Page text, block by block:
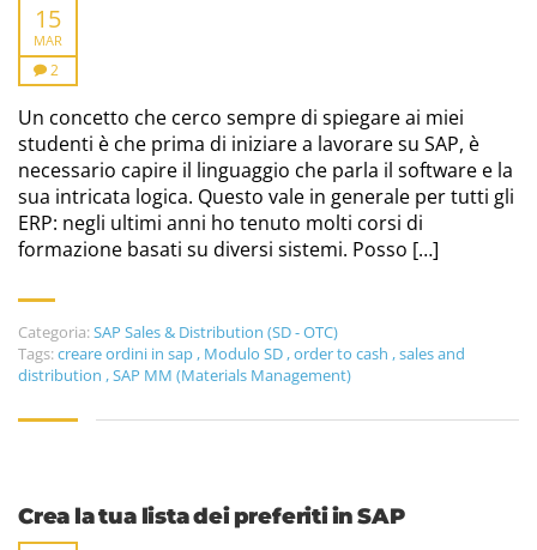
15
MAR
2
Un concetto che cerco sempre di spiegare ai miei
studenti è che prima di iniziare a lavorare su SAP, è
necessario capire il linguaggio che parla il software e la
sua intricata logica. Questo vale in generale per tutti gli
ERP: negli ultimi anni ho tenuto molti corsi di
formazione basati su diversi sistemi. Posso […]
Categoria:SAP Sales & Distribution (SD - OTC)
Tags:creare ordini in sap , Modulo SD ,order to cash ,sales and
distribution ,SAP MM (Materials Management)
Crea la tua lista dei preferiti in SAP